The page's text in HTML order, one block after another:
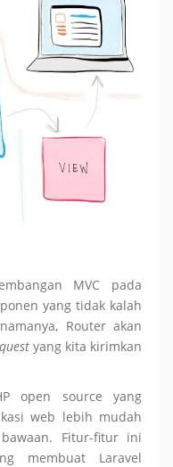
MVC pada
yang tidak kalah
Router akan
yang kita kirimkan
open source yang
web lebih mudah
Fitur-fitur ini
membuat Laravel